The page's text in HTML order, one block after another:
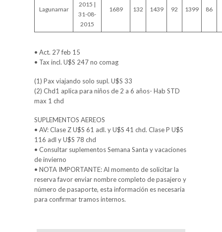
Lagunamar
2015 |
31-08-
2015
1689 132 1439 92 1399 86
• Act. 27 feb 15
• Tax incl. U$S 247 no comag
(1) Pax viajando solo supl. U$S 33
(2) Chd1 aplica para niños de 2 a 6 años- Hab STD
max 1 chd
SUPLEMENTOS AEREOS
• AV: Clase Z U$S 61 adl. y U$S 41 chd. Clase P U$S
116 adl y U$S 78 chd
• Consultar suplementos Semana Santa y vacaciones
de invierno
• NOTA IMPORTANTE: Al momento de solicitar la
reserva favor enviar nombre completo de pasajero y
número de pasaporte, esta información es necesaria
para confirmar tramos internos.